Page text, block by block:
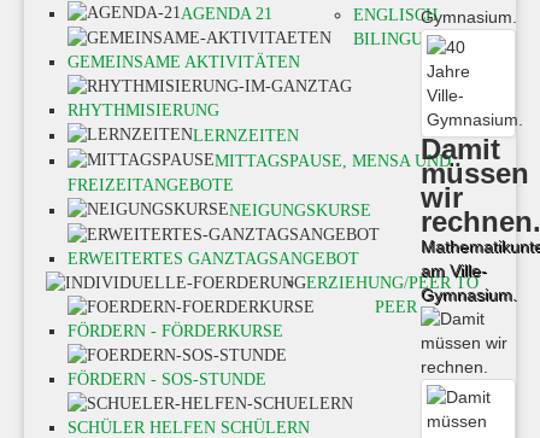
Damit
müssen
wir
rechnen.
am Ville-
Gymnasium.
AGENDA 21
GEMEINSAME AKTIVITÄTEN
RHYTHMISIERUNG
LERNZEITEN
MITTAGSPAUSE, MENSA UND
FREIZEITANGEBOTE
NEIGUNGSKURSE
ERWEITERTES GANZTAGSANGEBOT
FÖRDERN - FÖRDERKURSE
FÖRDERN - SOS-STUNDE
SCHÜLER HELFEN SCHÜLERN
ENGLISCH
BILINGUAL
ERZIEHUNG/PEER TO
PEER